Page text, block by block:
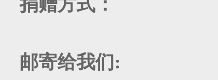
邮寄给我们: